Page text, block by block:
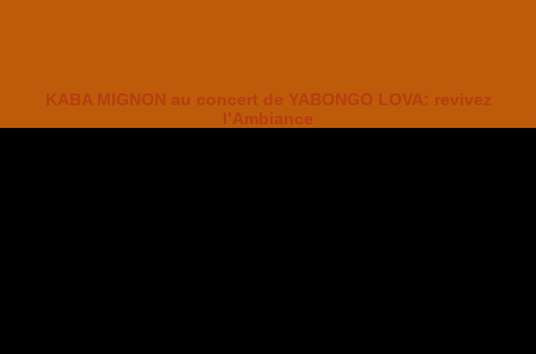
KABA MIGNON au concert de YABONGO LOVA: revivez
l’Ambiance